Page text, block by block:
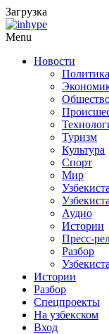
Загрузка
Menu
Новости
Политика
Туризм
Культура
Спорт
Мир
Аудио
Истории
Пресс-
Разбор
Истории
Разбор
Спецпроекты
На узбекском
Вход